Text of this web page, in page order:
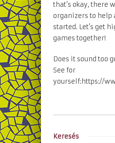
that’s okay, there
organizers to help
started. Let’s get
games together!
Does it sound too
See for
yourself:https://
Keresés